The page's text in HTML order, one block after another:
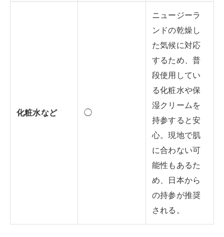
化粧水など ◯
ニュージーラ
ンドの乾燥し
た気候に対応
するため、普
段使用してい
る化粧水や保
湿クリームを
持参すると安
心。現地で肌
に合わない可
能性もあるた
め、日本から
の持参が推奨
される。